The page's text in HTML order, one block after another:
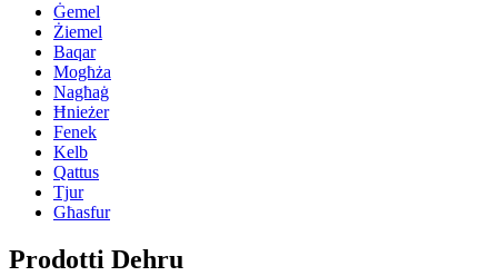
Ġemel
Żiemel
Baqar
Mogħża
Nagħaġ
Ħnieżer
Fenek
Kelb
Qattus
Tjur
Għasfur
Prodotti Dehru